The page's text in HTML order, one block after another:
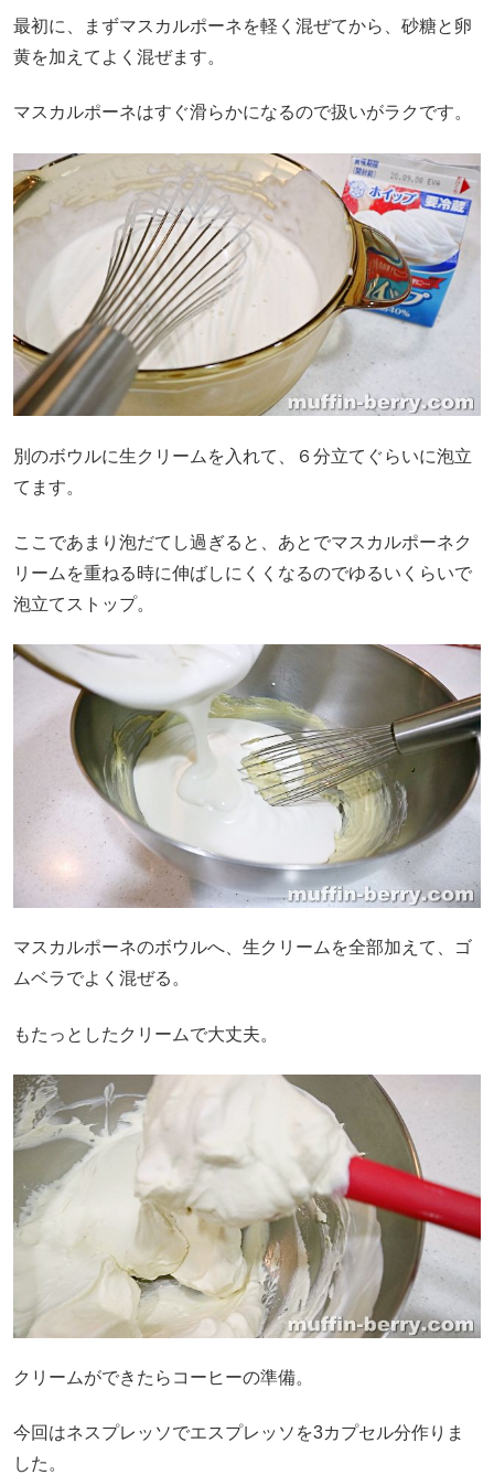
最初に、まずマスカルポーネを軽く混ぜてから、砂糖と卵
黄を加えてよく混ぜます。
マスカルポーネはすぐ滑らかになるので扱いがラクです。
別のボウルに生クリームを入れて、６分立てぐらいに泡立
てます。
ここであまり泡だてし過ぎると、あとでマスカルポーネク
リームを重ねる時に伸ばしにくくなるのでゆるいくらいで
泡立てストップ。
マスカルポーネのボウルへ、生クリームを全部加えて、ゴ
ムベラでよく混ぜる。
もたっとしたクリームで大丈夫。
クリームができたらコーヒーの準備。
今回はネスプレッソでエスプレッソを3カプセル分作りま
した。